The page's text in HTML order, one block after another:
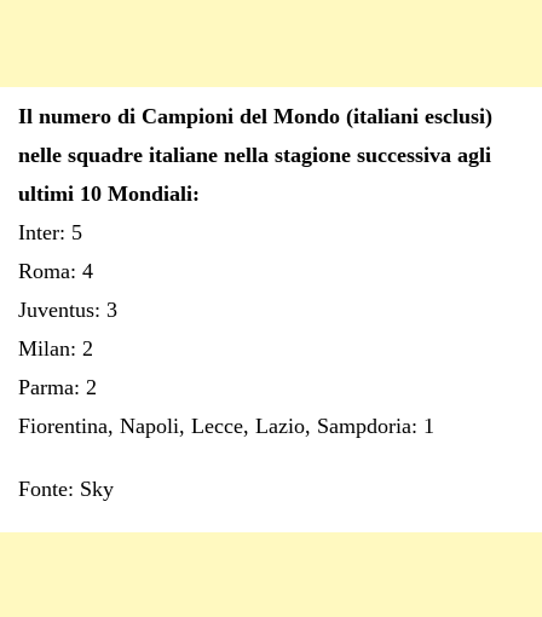
Il numero di Campioni del Mondo (italiani esclusi)
nelle squadre italiane nella stagione successiva agli
ultimi 10 Mondiali:
Inter: 5
Roma: 4
Juventus: 3
Milan: 2
Parma: 2
Fiorentina, Napoli, Lecce, Lazio, Sampdoria: 1
Fonte: Sky